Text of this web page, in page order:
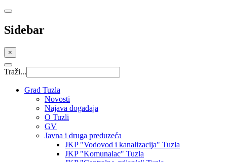
Sidebar
×
Traži...
Grad Tuzla
Novosti
Najava događaja
O Tuzli
GV
Javna i druga preduzeća
JKP "Vodovod i kanalizacija" Tuzla
JKP "Komunalac" Tuzla